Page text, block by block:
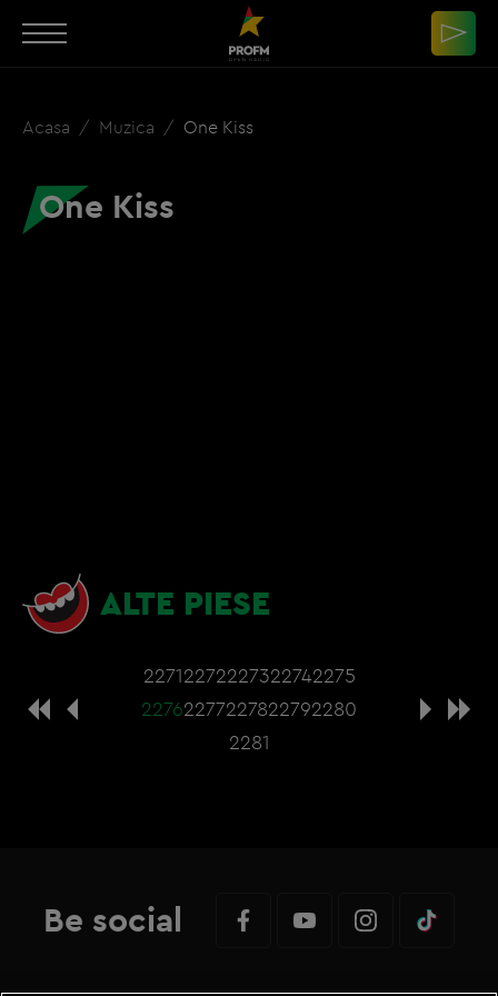
Acasa Muzica One Kiss
One Kiss
ALTE PIESE
22712272227322742275
22762277227822792280
2281
Be social